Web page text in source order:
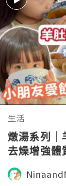
生活
燉湯系列｜
去燥增強體
飲用湯水